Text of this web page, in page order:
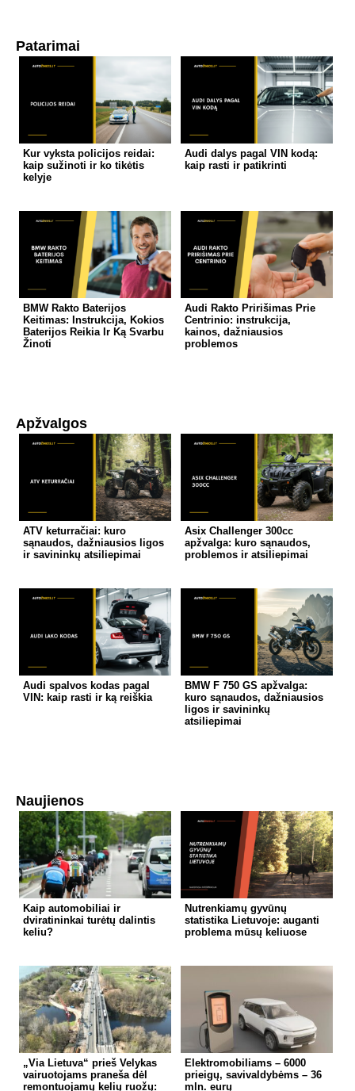
Patarimai
Kur vyksta policijos reidai:
kaip sužinoti ir ko tikėtis
kelyje
Audi dalys pagal VIN kodą:
kaip rasti ir patikrinti
BMW Rakto Baterijos
Keitimas: Instrukcija, Kokios
Baterijos Reikia Ir Ką Svarbu
Žinoti
Audi Rakto Pririšimas Prie
Centrinio: instrukcija,
kainos, dažniausios
problemos
Apžvalgos
ATV keturračiai: kuro
sąnaudos, dažniausios ligos
ir savininkų atsiliepimai
Asix Challenger 300cc
apžvalga: kuro sąnaudos,
problemos ir atsiliepimai
Audi spalvos kodas pagal
VIN: kaip rasti ir ką reiškia
BMW F 750 GS apžvalga:
kuro sąnaudos, dažniausios
ligos ir savininkų
atsiliepimai
Naujienos
Kaip automobiliai ir
dviratininkai turėtų dalintis
keliu?
Nutrenkiamų gyvūnų
statistika Lietuvoje: auganti
problema mūsų keliuose
„Via Lietuva“ prieš Velykas
vairuotojams praneša dėl
remontuojamų kelių ruožų:
Elektromobiliams – 6000
prieigų, savivaldybėms – 36
mln. eurų